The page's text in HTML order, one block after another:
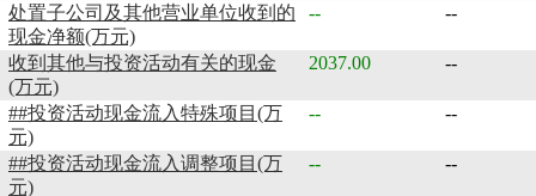
处置子公司及其他营业单位收到的
现金净额(万元)
-- --
收到其他与投资活动有关的现金
(万元)
2037.00 --
##投资活动现金流入特殊项目(万
元)
-- --
##投资活动现金流入调整项目(万
元)
-- --